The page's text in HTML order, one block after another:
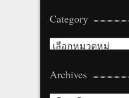
Category
Category
Archives